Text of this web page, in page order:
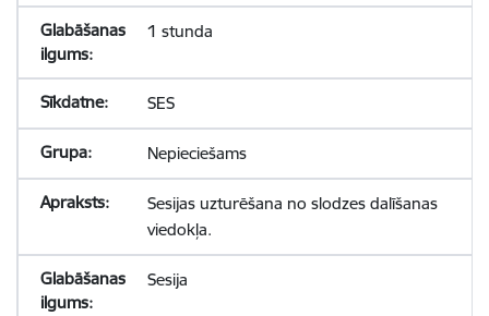
1 stunda
SES
Nepieciešams
Sesijas uzturēšana no slodzes dalīšanas
viedokļa.
Sesija